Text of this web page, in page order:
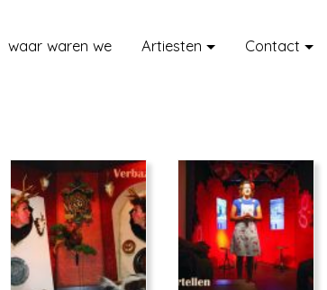
waar waren we Artiesten Contact